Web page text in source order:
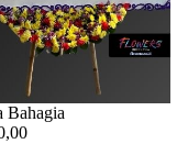
Bahagia